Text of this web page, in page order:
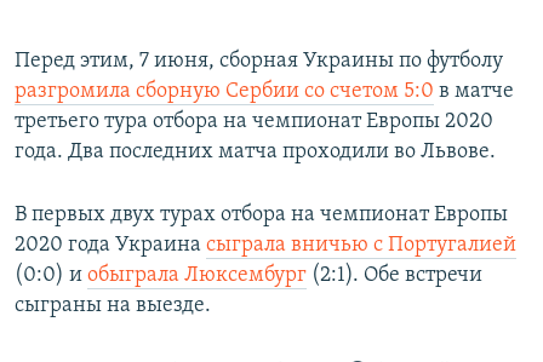
Перед этим, 7 июня, сборная Украины по футболу
разгромила сборную Сербии со счетом 5:0 в матче
третьего тура отбора на чемпионат Европы 2020
года. Два последних матча проходили во Львове.
В первых двух турах отбора на чемпионат Европы
2020 года Украина сыграла вничью с Португалией
(0:0) и обыграла Люксембург (2:1). Обе встречи
сыграны на выезде.